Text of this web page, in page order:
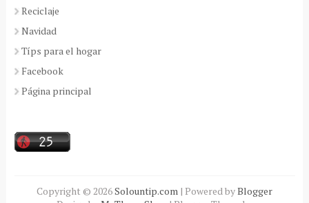
Reciclaje
Navidad
Típs para el hogar
Facebook
Página principal
Copyright © 2026Solountip.com | Powered byBlogger